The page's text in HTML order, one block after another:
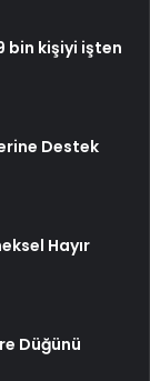
bin kişiyi işten
Destek
Hayır
Düğünü